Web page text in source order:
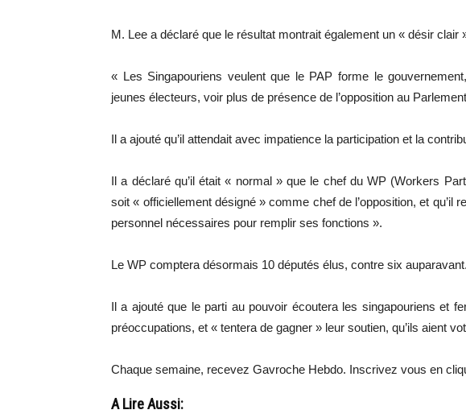
M. Lee a déclaré que le résultat montrait également un « désir
« Les Singapouriens veulent que le PAP forme le
jeunes électeurs, voir plus de présence de l’opposition au
Il a ajouté qu’il attendait avec impatience la participation et la
Il a déclaré qu’il était « normal » que le chef du WP (Workers
soit « officiellement désigné » comme chef de l’opposition, et qu’il
personnel nécessaires pour remplir ses fonctions ».
Le WP comptera désormais 10 députés élus, contre six auparavant.
Il a ajouté que le parti au pouvoir écoutera les singapouriens et
préoccupations, et « tentera de gagner » leur soutien, qu’ils aient
Chaque semaine, recevez Gavroche Hebdo. Inscrivez vous en
A Lire Aussi: